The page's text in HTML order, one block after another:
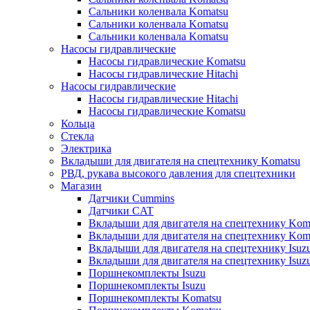
Сальники коленвала Komatsu
Сальники коленвала Komatsu
Сальники коленвала Komatsu
Насосы гидравлические
Насосы гидравлические Komatsu
Насосы гидравлические Hitachi
Насосы гидравлические
Насосы гидравлические Hitachi
Насосы гидравлические Komatsu
Кольца
Стекла
Электрика
Вкладыши для двигателя на спецтехнику Komatsu
РВД, рукава высокого давления для спецтехники
Магазин
Датчики Cummins
Датчики CAT
Вкладыши для двигателя на спецтехнику
Вкладыши для двигателя на спецтехнику
Вкладыши для двигателя на спецтехнику
Вкладыши для двигателя на спецтехнику
Поршнекомплекты Isuzu
Поршнекомплекты Isuzu
Поршнекомплекты Komatsu